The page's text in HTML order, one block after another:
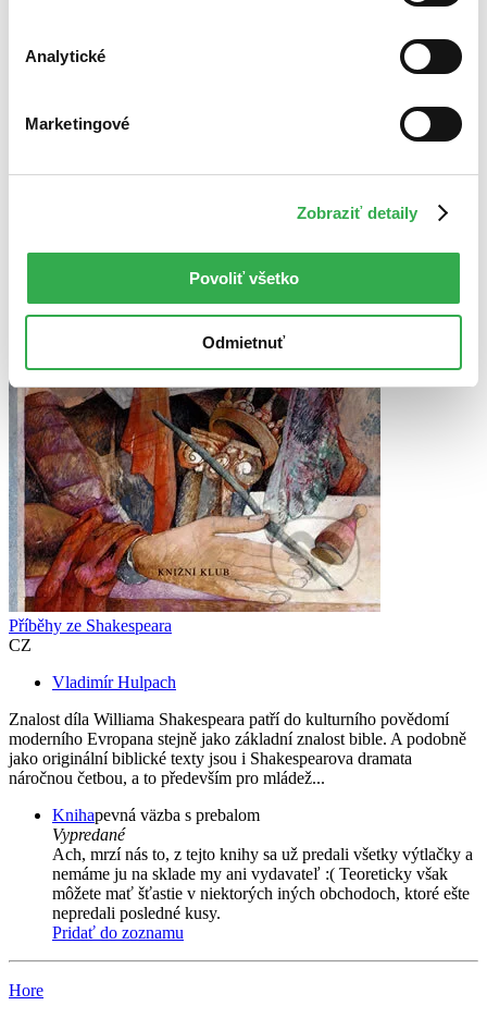
Analytické
Marketingové
Zobraziť detaily
Povoliť všetko
Odmietnuť
Příběhy ze Shakespeara
CZ
Vladimír Hulpach
Znalost díla Williama Shakespeara patří do kulturního povědomí
moderního Evropana stejně jako základní znalost bible. A podobně
jako originální biblické texty jsou i Shakespearova dramata
náročnou četbou, a to především pro mládež...
Knihapevná väzba s prebalom
Vypredané
Ach, mrzí nás to, z tejto knihy sa už predali všetky výtlačky a
nemáme ju na sklade my ani vydavateľ :( Teoreticky však
môžete mať šťastie v niektorých iných obchodoch, ktoré ešte
nepredali posledné kusy.
Pridať do zoznamu
Hore